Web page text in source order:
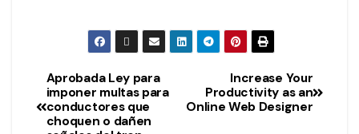
Increase Your
Productivity as an
Online Web Designer
Aprobada Ley para
imponer multas para
conductores que
choquen o dañen